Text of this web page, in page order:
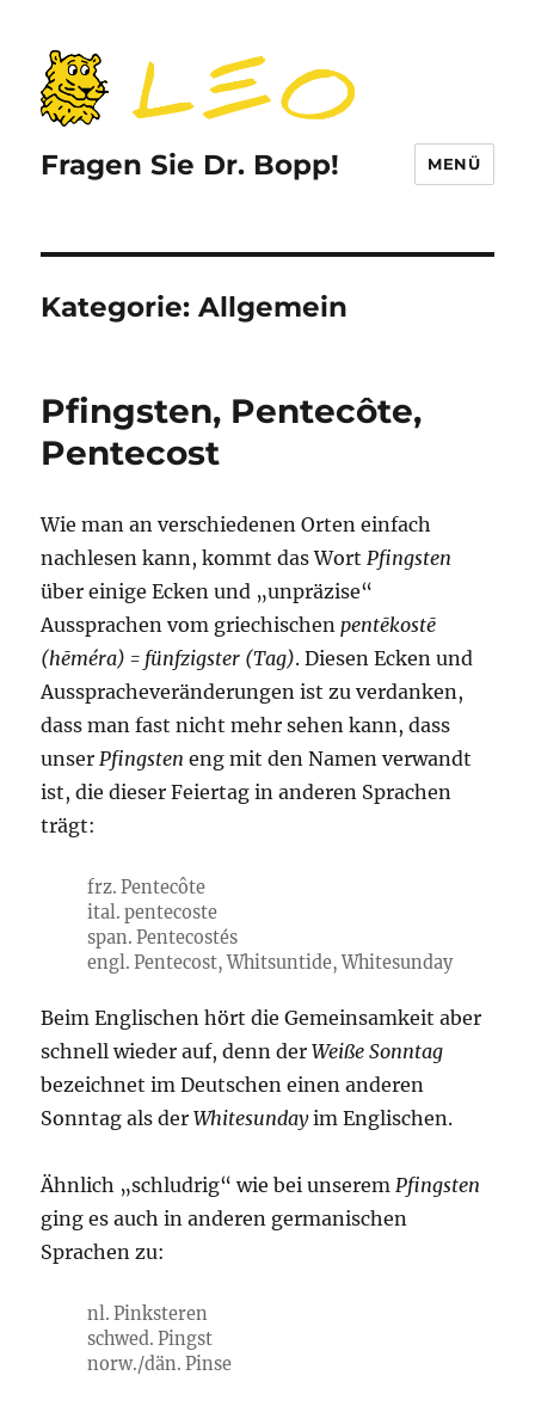
Fragen Sie Dr. Bopp! MENÜ
Kategorie:Allgemein
Pfingsten, Pentecôte,
Pentecost
Wie man an verschiedenen Orten einfach
nachlesen kann, kommt das WortPfingsten
über einige Ecken und „unpräzise“
Aussprachen vom griechischenpentēkostē
(hēméra) = fünfzigster (Tag). Diesen Ecken und
Ausspracheveränderungen ist zu verdanken,
dass man fast nicht mehr sehen kann, dass
unserPfingsten eng mit den Namen verwandt
ist, die dieser Feiertag in anderen Sprachen
trägt:
frz. Pentecôte
ital. pentecoste
span. Pentecostés
engl. Pentecost, Whitsuntide, Whitesunday
Beim Englischen hört die Gemeinsamkeit aber
schnell wieder auf, denn derWeiße Sonntag
bezeichnet im Deutschen einen anderen
Sonntag als derWhitesundayim Englischen.
Ähnlich „schludrig“ wie bei unseremPfingsten
ging es auch in anderen germanischen
Sprachen zu:
nl. Pinksteren
schwed. Pingst
norw./dän. Pinse